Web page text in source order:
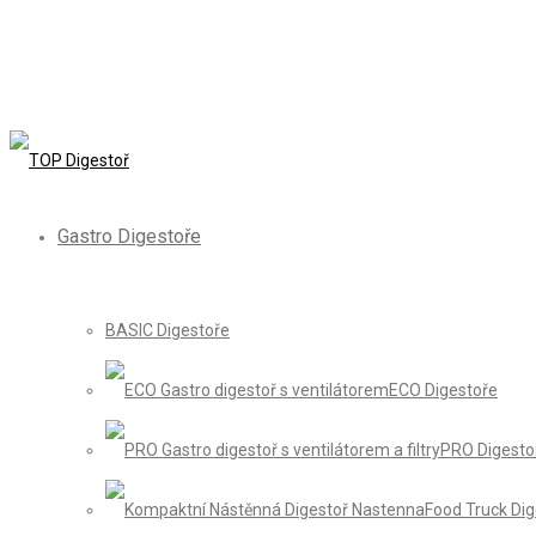
Gastro Digestoře
BASIC Digestoře
ECO Digestoře
PRO
Food Truck